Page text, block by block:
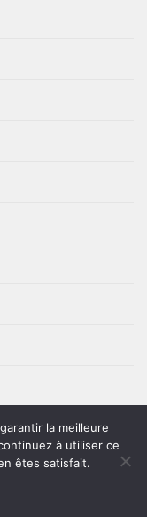
la meilleure
à utiliser ce
êtes satisfait.